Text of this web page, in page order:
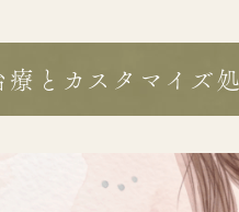
とカスタマイズ